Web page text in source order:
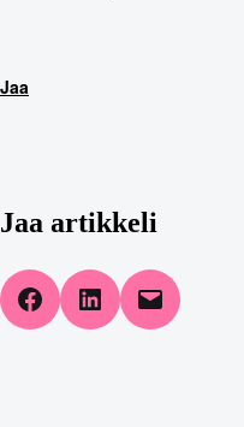
Jaa
Jaa artikkeli
Share on Facebook
Share on LinkedIn
Email this Page